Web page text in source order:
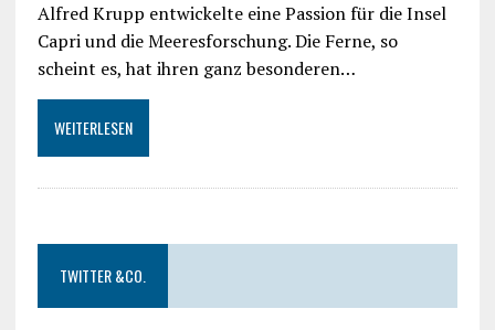
Alfred Krupp entwickelte eine Passion für die Insel
Capri und die Meeresforschung. Die Ferne, so
scheint es, hat ihren ganz besonderen…
WEITERLESEN
TWITTER &CO.